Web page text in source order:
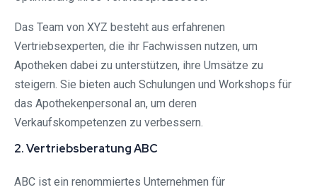
Das Team von XYZ besteht aus erfahrenen
Vertriebsexperten, die ihr Fachwissen nutzen, um
Apotheken dabei zu unterstützen, ihre Umsätze zu
steigern. Sie bieten auch Schulungen und Workshops für
das Apothekenpersonal an, um deren
Verkaufskompetenzen zu verbessern.
2. Vertriebsberatung ABC
ABC ist ein renommiertes Unternehmen für